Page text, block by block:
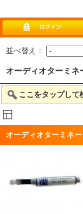
並べ替え：
オーディオターミネ
ここをタップして
オーディオターミネ